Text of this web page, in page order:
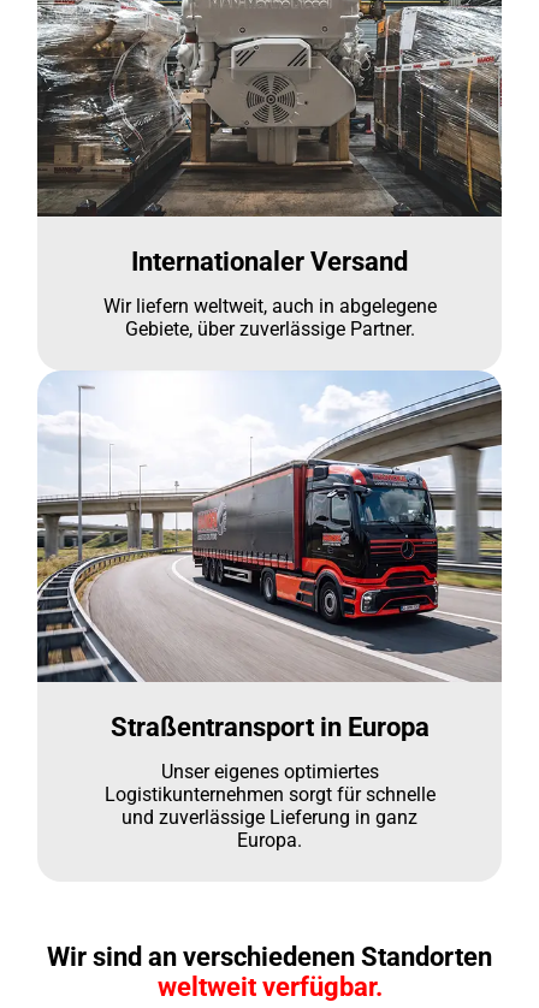
Internationaler Versand
Wir liefern weltweit, auch in abgelegene
Gebiete, über zuverlässige Partner.
Straßentransport in Europa
Unser eigenes optimiertes
Logistikunternehmen sorgt für schnelle
und zuverlässige Lieferung in ganz
Europa.
Wir sind an verschiedenen Standorten
weltweit verfügbar.